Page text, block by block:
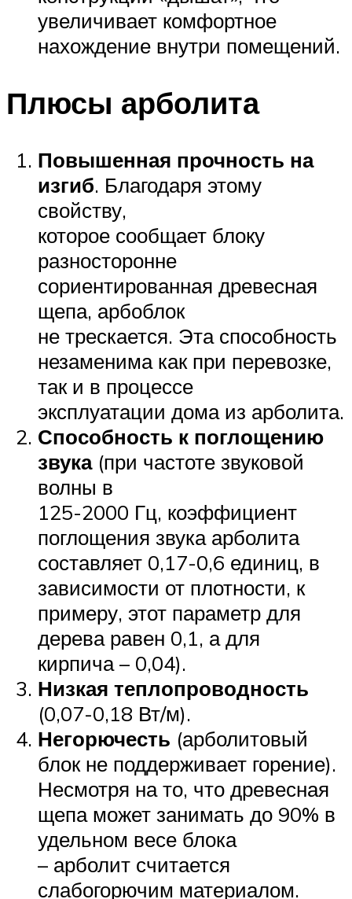
увеличивает комфортное
нахождение внутри помещений.
Плюсы арболита
Повышенная прочность на
изгиб. Благодаря этому
свойству,
которое сообщает блоку
разносторонне
сориентированная древесная
щепа, арбоблок
не трескается. Эта способность
незаменима как при перевозке,
так и в процессе
эксплуатации дома из арболита.
Способность к поглощению
звука(при частоте звуковой
волны в
125-2000 Гц, коэффициент
поглощения звука арболита
составляет 0,17-0,6 единиц, в
зависимости от плотности, к
примеру, этот параметр для
дерева равен 0,1, а для
кирпича – 0,04).
Низкая теплопроводность
(0,07-0,18 Вт/м).
Негорючесть (арболитовый
блок не поддерживает горение).
Несмотря на то, что древесная
щепа может занимать до 90% в
удельном весе блока
– арболит считается
слабогорючим материалом.